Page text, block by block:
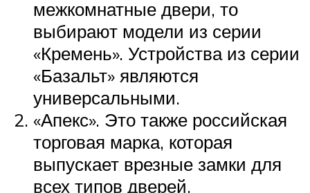
межкомнатные двери, то
выбирают модели из серии
«Кремень». Устройства из серии
«Базальт» являются
универсальными.
«Апекс». Это также российская
торговая марка, которая
выпускает врезные замки для
всех типов дверей.